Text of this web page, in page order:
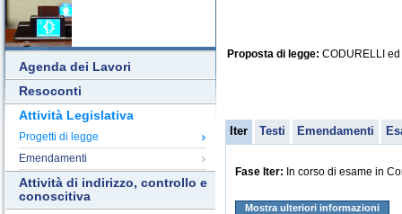
Agenda dei Lavori
Resoconti
Attività Legislativa
Progetti di legge
Emendamenti
Attività di indirizzo, controllo e
conoscitiva
Proposta di legge: CODURELLI
Iter Testi Emendamenti
Fase Iter: In corso di esame in
Mostra ulteriori informazioni